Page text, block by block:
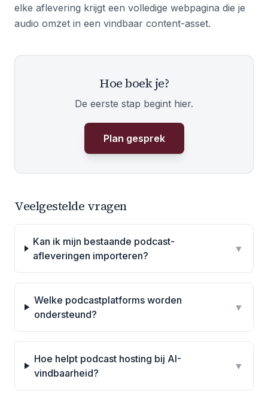
elke aflevering krijgt een volledige webpagina die je
audio omzet in een vindbaar content-asset.
Hoe boek je?
De eerste stap begint hier.
Plan gesprek
Veelgestelde vragen
Kan ik mijn bestaande podcast-
afleveringen importeren?
▼
Welke podcastplatforms worden
ondersteund?
▼
Hoe helpt podcast hosting bij AI-
vindbaarheid?
▼